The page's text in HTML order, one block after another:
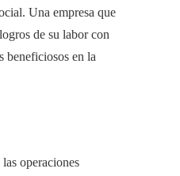
Una empresa que
de su labor con
beneficiosos en la
operaciones